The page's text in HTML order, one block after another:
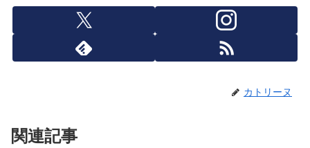
カトリーヌ
関連記事